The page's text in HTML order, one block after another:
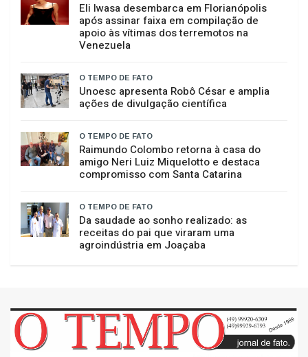
Eli Iwasa desembarca em Florianópolis
após assinar faixa em compilação de
apoio às vítimas dos terremotos na
Venezuela
O TEMPO DE FATO
Unoesc apresenta Robô César e amplia
ações de divulgação científica
O TEMPO DE FATO
Raimundo Colombo retorna à casa do
amigo Neri Luiz Miquelotto e destaca
compromisso com Santa Catarina
O TEMPO DE FATO
Da saudade ao sonho realizado: as
receitas do pai que viraram uma
agroindústria em Joaçaba